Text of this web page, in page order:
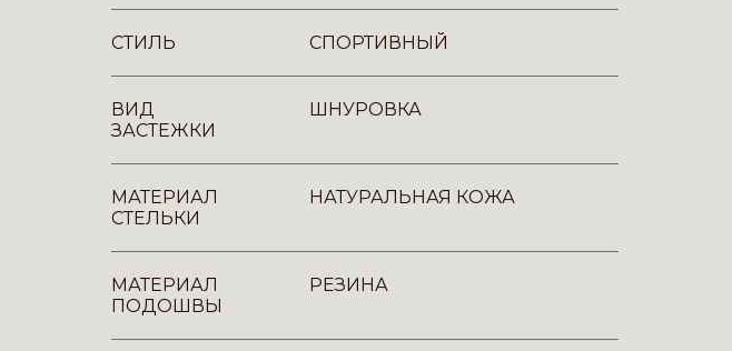
СТИЛЬ СПОРТИВНЫЙ
ВИД
ЗАСТЕЖКИ
ШНУРОВКА
МАТЕРИАЛ
СТЕЛЬКИ
НАТУРАЛЬНАЯ КОЖА
МАТЕРИАЛ
ПОДОШВЫ
РЕЗИНА